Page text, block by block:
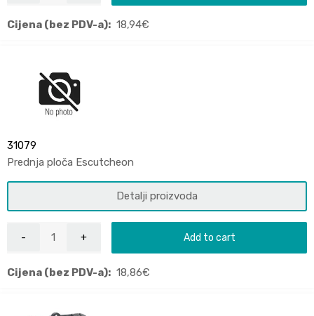
Cijena (bez PDV-a): 18,94€
31079
Prednja ploča Escutcheon
Detalji proizvoda
Add to cart
Cijena (bez PDV-a): 18,86€